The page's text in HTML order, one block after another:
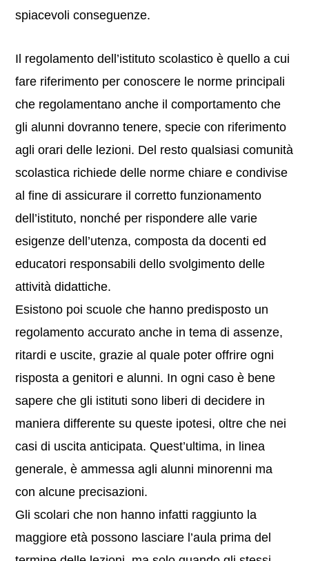
spiacevoli conseguenze.
Il regolamento dell’istituto scolastico è quello a cui
fare riferimento per conoscere le norme principali
che regolamentano anche il comportamento che
gli alunni dovranno tenere, specie con riferimento
agli orari delle lezioni. Del resto qualsiasi comunità
scolastica richiede delle norme chiare e condivise
al fine di assicurare il corretto funzionamento
dell’istituto, nonché per rispondere alle varie
esigenze dell’utenza, composta da docenti ed
educatori responsabili dello svolgimento delle
attività didattiche.
Esistono poi scuole che hanno predisposto un
regolamento accurato anche in tema di assenze,
ritardi e uscite, grazie al quale poter offrire ogni
risposta a genitori e alunni. In ogni caso è bene
sapere che gli istituti sono liberi di decidere in
maniera differente su queste ipotesi, oltre che nei
casi di uscita anticipata. Quest’ultima, in linea
generale, è ammessa agli alunni minorenni ma
con alcune precisazioni.
Gli scolari che non hanno infatti raggiunto la
maggiore età possono lasciare l’aula prima del